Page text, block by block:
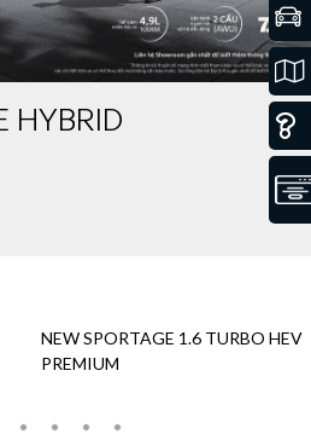
HYBRID
NEW SPORTAGE 1.6 TURBO HEV
PREMIUM